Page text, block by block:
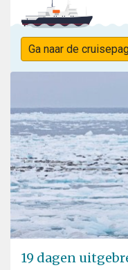
Ga naar de
19 dagen